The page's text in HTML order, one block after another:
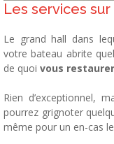
Les services
Le grand hall dans
votre bateau abrite
de quoi vous restaurer
Rien d’exceptionnel,
pourrez grignoter
même pour un en-cas